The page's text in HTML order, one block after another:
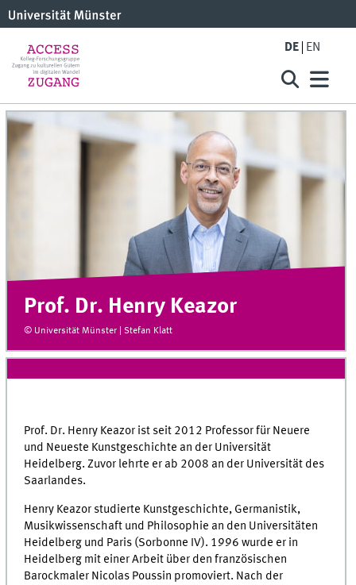
DE EN
Prof. Dr. Henry Keazor
© Universität Münster | Stefan Klatt
Prof. Dr. Henry Keazor ist seit 2012 Professor für Neuere
und Neueste Kunstgeschichte an der Universität
Heidelberg. Zuvor lehrte er ab 2008 an der Universität des
Saarlandes.
Henry Keazor studierte Kunstgeschichte, Germanistik,
Musikwissenschaft und Philosophie an den Universitäten
Heidelberg und Paris (Sorbonne IV). 1996 wurde er in
Heidelberg mit einer Arbeit über den französischen
Barockmaler Nicolas Poussin promoviert. Nach der